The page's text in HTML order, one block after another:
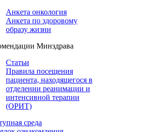
Анкета онкология
Анкета по здоровому
образу жизни
Минздрава
Статьи
Правила посещения
пациента, находящегося в
отделении реанимации и
интенсивной терапии
(ОРИТ)
среда